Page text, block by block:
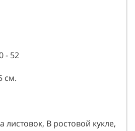
- 52
см.
листовок, В ростовой кукле,